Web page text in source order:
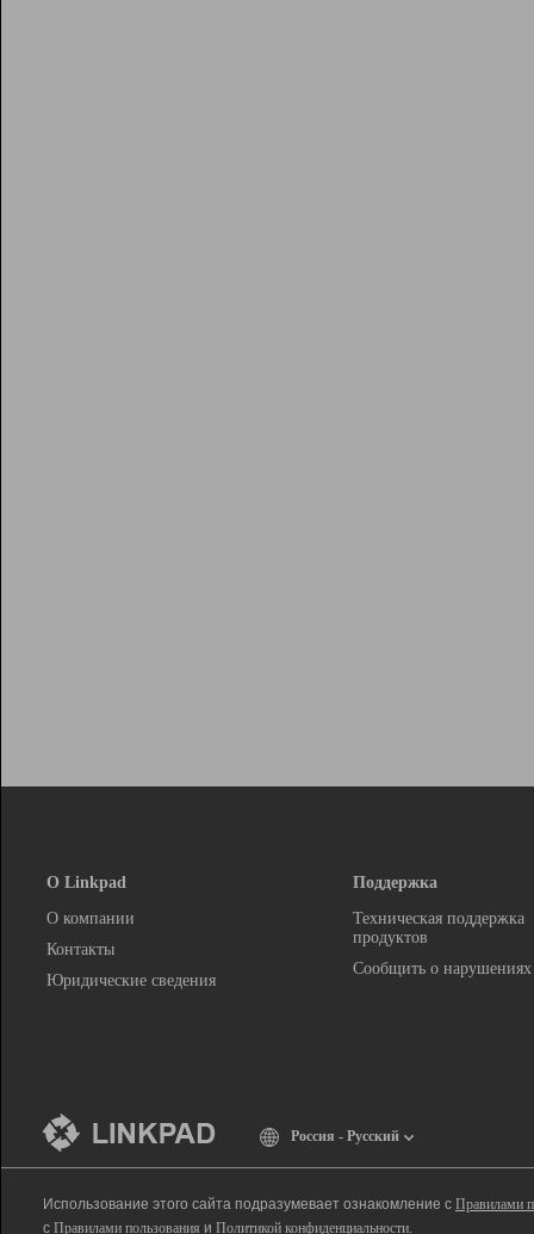
О Linkpad
О компании
Контакты
Юридические сведения
Поддержка
Техническая поддержка
продуктов
Сообщить о нарушениях
Россия - Русский
Использование этого сайта подразумевает ознакомление с Правилами
с Правилами пользования и Политикой конфиденциальности.